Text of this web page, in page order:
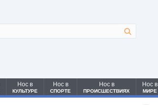
Нос в
КУЛЬТУРЕ
Нос в
СПОРТЕ
Нос в
ПРОИСШЕСТВИЯХ
Нос в
МИРЕ